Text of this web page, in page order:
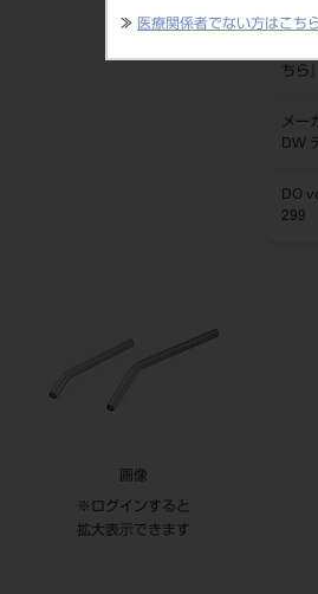
≫ 医療関係者でない方はこち
覧く
ネッ
ちら
メー
DW
DO
299
画像
※ログインすると
拡大表示できます